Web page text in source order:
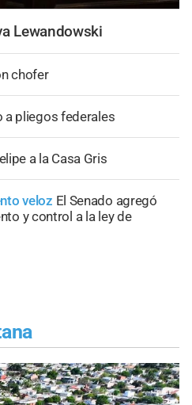
Lewandowski
chofer
a pliegos federales
a la Casa Gris
veloz El Senado agregó
y control a la ley de